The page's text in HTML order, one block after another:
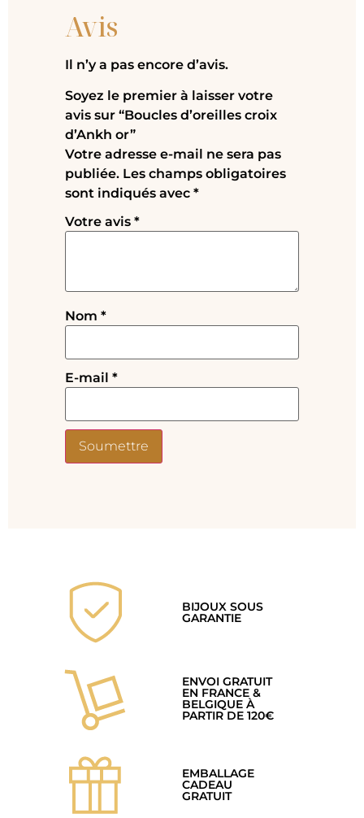
Avis
Il n’y a pas encore d’avis.
Soyez le premier à laisser votre
avis sur “Boucles d’oreilles croix
d’Ankh or”
Votre adresse e-mail ne sera pas
publiée. Les champs obligatoires
sont indiqués avec *
Votre avis *
Nom *
E-mail *
BIJOUX SOUS
GARANTIE
ENVOI GRATUIT
EN FRANCE &
BELGIQUE À
PARTIR DE 120€
EMBALLAGE
CADEAU
GRATUIT